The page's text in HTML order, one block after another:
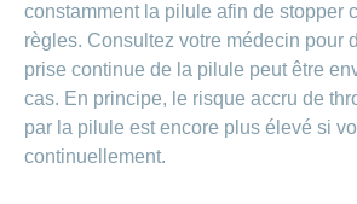
constamment la pilule afin de stopper
règles. Consultez votre médecin pour
prise continue de la pilule peut être
cas. En principe, le risque accru de
par la pilule est encore plus élevé si
continuellement.